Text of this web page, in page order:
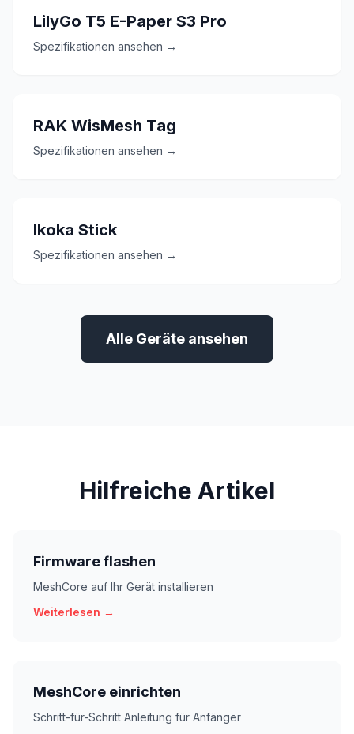
LilyGo T5 E-Paper S3 Pro
Spezifikationen ansehen →
RAK WisMesh Tag
Spezifikationen ansehen →
Ikoka Stick
Spezifikationen ansehen →
Alle Geräte ansehen
Hilfreiche Artikel
Firmware flashen
MeshCore auf Ihr Gerät installieren
Weiterlesen →
MeshCore einrichten
Schritt-für-Schritt Anleitung für Anfänger